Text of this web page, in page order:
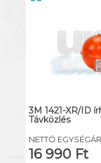
3M 1421-XR/ID
Távközlés
NETTÓ
16 990 Ft